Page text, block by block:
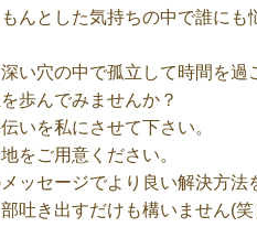
んとした気持ちの中で誰に
い穴の中で孤立して時間を過
歩んでみませんか？
いを私にさせて下さい。
をご用意ください。
ッセージでより良い解決方法
吐き出すだけも構いません(笑